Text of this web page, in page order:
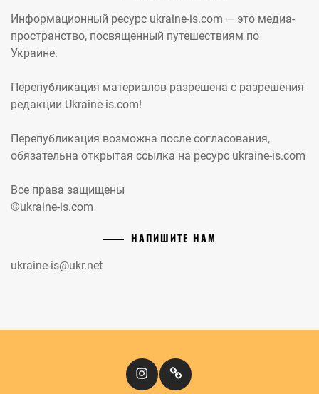
Информационный ресурс ukraine-is.com — это медиа-
пространство, посвященный путешествиям по
Украине.
Перепубликация материалов разрешена с разрешения
редакции Ukraine-is.com!
Перепубликация возможна после согласования,
обязательна открытая ссылка на ресурс ukraine-is.com
Все права защищены
©ukraine-is.com
НАПИШИТЕ НАМ
ukraine-is@ukr.net
InstagramКіномандри